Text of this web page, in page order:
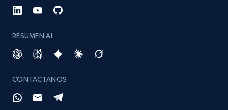
RESUMEN AI
CONTACTANOS